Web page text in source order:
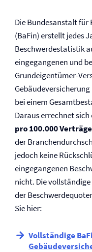
Die Bundesanstalt
(BaFin) erstellt jedes
Beschwerdestatistik
eingegangenen und
Grundeigentümer-
bei einem
Daraus errechnet
pro 100.000 Verträge
der
jedoch keine
eingegangenen
nicht. Die
der
Sie hier:
Vollständige